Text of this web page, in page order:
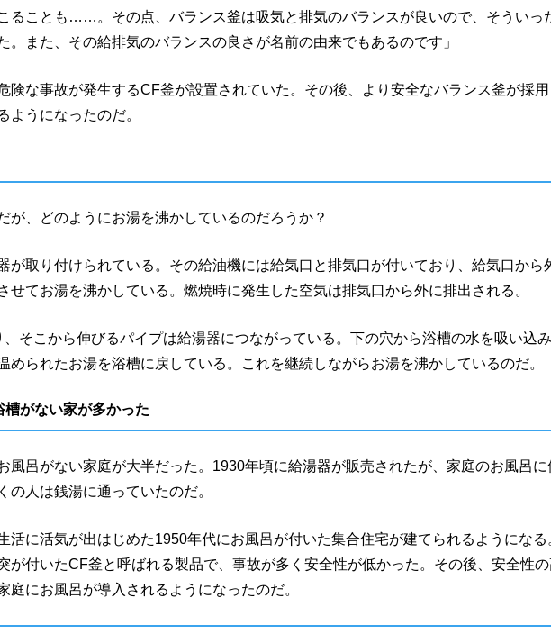
ることも……。その点、バランス釜は吸気と排気のバランスが良いので、そういっ
。また、その給排気のバランスの良さが名前の由来でもあるのです」
険な事故が発生するCF釜が設置されていた。その後、より安全なバランス釜が採
ようになったのだ。
が、どのようにお湯を沸かしているのだろうか？
が取り付けられている。その給油機には給気口と排気口が付いており、給気口から
せてお湯を沸かしている。燃焼時に発生した空気は排気口から外に排出される。
そこから伸びるパイプは給湯器につながっている。下の穴から浴槽の水を吸い込
められたお湯を浴槽に戻している。これを継続しながらお湯を沸かしているのだ。
がない家が多かった
風呂がない家庭が大半だった。1930年頃に給湯器が販売されたが、家庭のお風呂に
の人は銭湯に通っていたのだ。
活に活気が出はじめた1950年代にお風呂が付いた集合住宅が建てられるようになる
が付いたCF釜と呼ばれる製品で、事故が多く安全性が低かった。その後、安全性
庭にお風呂が導入されるようになったのだ。